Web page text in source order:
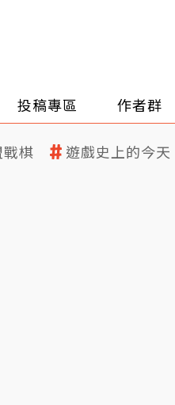
投稿專區 作者群
棋 遊戲史上的今天